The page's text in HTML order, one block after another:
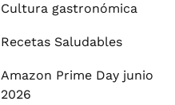
Cultura gastronómica
Recetas Saludables
Amazon Prime Day junio
2026